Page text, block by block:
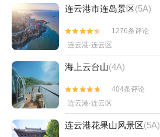
连云港市连岛景区(5A)


1276条评论
连云港·连云区
海上云台山(4A)


404条评论
连云港·连云区
连云港花果山风景区(5A)